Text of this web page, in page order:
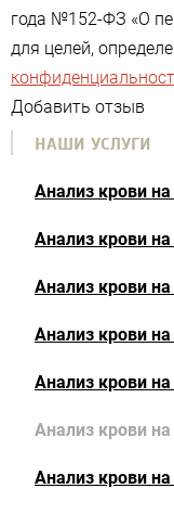
года №152-ФЗ «О
для целей,
Добавить отзыв
НАШИ УСЛУГИ
Анализ крови на
Анализ крови
Анализ крови
Анализ крови
Анализ крови
Анализ крови
Анализ крови на